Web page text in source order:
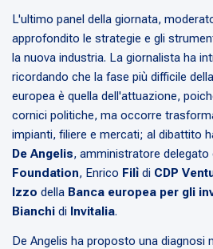
L'ultimo panel della giornata,
approfondito le strategie e gli
la nuova industria. La giornalista ha
ricordando che la fase più difficile
europea è quella dell'attuazione,
cornici politiche, ma occorre
impianti, filiere e mercati; al dibattito
De Angelis, amministratore delegato
Foundation, Enrico Filì di CDP
Izzo della Banca europea per gli
Bianchi di Invitalia.
De Angelis ha proposto una diagnosi